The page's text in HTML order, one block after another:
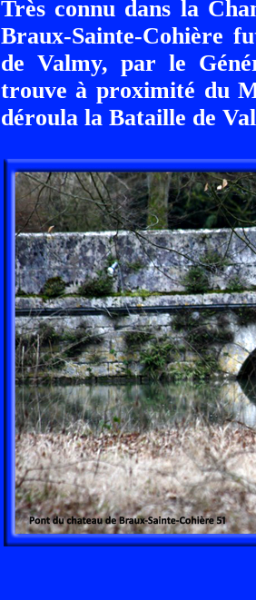
Très connu dans la
Braux-Sainte-Cohière
de Valmy, par le
trouve à proximité du
déroula la Bataille de